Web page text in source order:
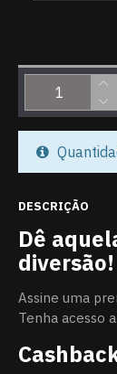
DESCRIÇÃO
Dê
diversão!
Assine uma
Tenha acesso